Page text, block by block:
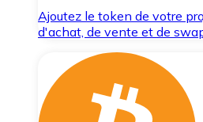
Ajoutez le token de votre
d'achat, de vente et de